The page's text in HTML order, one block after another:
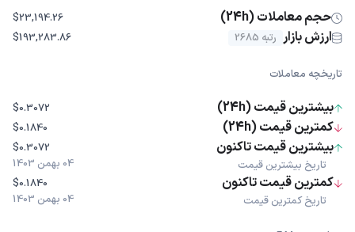
حجم معاملات (24h) $23,194.26
ارزش بازار رتبه 2685 $193,283.86
تاریخچه معاملات
بیشترین قیمت (24h) $0.3072
کمترین قیمت (24h) $0.1840
بیشترین قیمت تاکنون
تاریخ بیشترین قیمت
$0.3072
04 بهمن 1403
کمترین قیمت تاکنون
تاریخ کمترین قیمت
$0.1840
04 بهمن 1403